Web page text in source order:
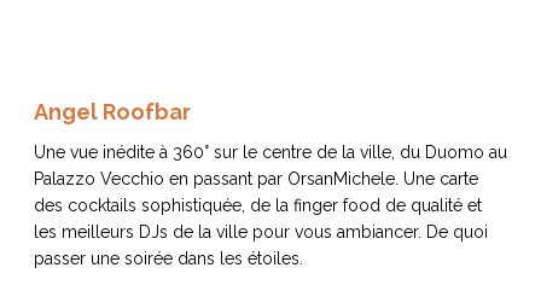
Angel Roofbar
Une vue inédite à 360° sur le centre de la ville, du Duomo au
Palazzo Vecchio en passant par OrsanMichele. Une carte
des cocktails sophistiquée, de la finger food de qualité et
les meilleurs DJs de la ville pour vous ambiancer. De quoi
passer une soirée dans les étoiles.